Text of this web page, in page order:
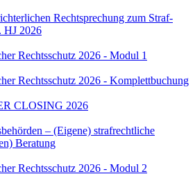
Rechtsprechung zum Straf-
HJ 2026
Rechtsschutz 2026 - Modul 1
Rechtsschutz 2026 - Komplettbuchung
CLOSING 2026
– (Eigene) strafrechtliche
Beratung
Rechtsschutz 2026 - Modul 2